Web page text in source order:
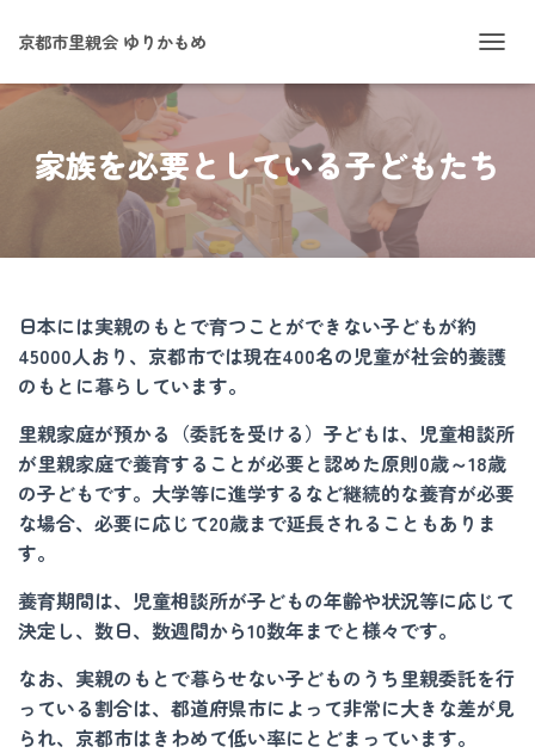
京都市里親会 ゆりかもめ
ビ
ョ
り
家族を必要としている子どもたち
日本には実親のもとで育つことができない子どもが約
45000人おり、京都市では現在400名の児童が社会的養護
のもとに暮らしています。
里親家庭が預かる（委託を受ける）子どもは、児童相談所
が里親家庭で養育することが必要と認めた原則0歳～18歳
の子どもです。大学等に進学するなど継続的な養育が必要
な場合、必要に応じて20歳まで延長されることもありま
す。
養育期間は、児童相談所が子どもの年齢や状況等に応じて
決定し、数日、数週間から10数年までと様々です。
なお、実親のもとで暮らせない子どものうち里親委託を行
っている割合は、都道府県市によって非常に大きな差が見
られ、京都市はきわめて低い率にとどまっています。